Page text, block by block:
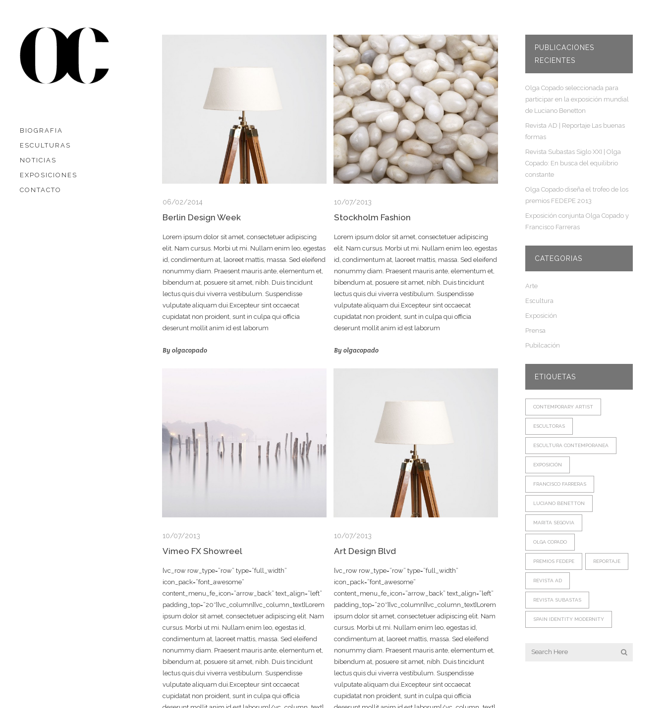
BIOGRAFIA
ESCULTURAS
NOTICIAS
EXPOSICIONES
CONTACTO
06/02/2014
Berlin Design Week
Lorem ipsum dolor sit amet, consectetuer adipiscing
elit. Nam cursus. Morbi ut mi. Nullam enim leo, egestas
id, condimentum at, laoreet mattis, massa. Sed eleifend
nonummy diam. Praesent mauris ante, elementum et,
bibendum at, posuere sit amet, nibh. Duis tincidunt
lectus quis dui viverra vestibulum. Suspendisse
vulputate aliquam dui.Excepteur sint occaecat
cupidatat non proident, sunt in culpa qui officia
deserunt mollit anim id est laborum
By olgacopado
10/07/2013
Stockholm Fashion
Lorem ipsum dolor sit amet, consectetuer adipiscing
elit. Nam cursus. Morbi ut mi. Nullam enim leo, egestas
id, condimentum at, laoreet mattis, massa. Sed eleifend
nonummy diam. Praesent mauris ante, elementum et,
bibendum at, posuere sit amet, nibh. Duis tincidunt
lectus quis dui viverra vestibulum. Suspendisse
vulputate aliquam dui.Excepteur sint occaecat
cupidatat non proident, sunt in culpa qui officia
deserunt mollit anim id est laborum
By olgacopado
10/07/2013
Vimeo FX Showreel
[vc_row row_type=”row” type=”full_width”
icon_pack=”font_awesome”
content_menu_fe_icon=”arrow_back” text_align=”left”
padding_top=”20″][vc_column][vc_column_text]Lorem
ipsum dolor sit amet, consectetuer adipiscing elit. Nam
cursus. Morbi ut mi. Nullam enim leo, egestas id,
condimentum at, laoreet mattis, massa. Sed eleifend
nonummy diam. Praesent mauris ante, elementum et,
bibendum at, posuere sit amet, nibh. Duis tincidunt
lectus quis dui viverra vestibulum. Suspendisse
vulputate aliquam dui.Excepteur sint occaecat
cupidatat non proident, sunt in culpa qui officia
10/07/2013
Art Design Blvd
[vc_row row_type=”row” type=”full_width”
icon_pack=”font_awesome”
content_menu_fe_icon=”arrow_back” text_align=”left”
padding_top=”20″][vc_column][vc_column_text]Lorem
ipsum dolor sit amet, consectetuer adipiscing elit. Nam
cursus. Morbi ut mi. Nullam enim leo, egestas id,
condimentum at, laoreet mattis, massa. Sed eleifend
nonummy diam. Praesent mauris ante, elementum et,
bibendum at, posuere sit amet, nibh. Duis tincidunt
lectus quis dui viverra vestibulum. Suspendisse
vulputate aliquam dui.Excepteur sint occaecat
cupidatat non proident, sunt in culpa qui officia
PUBLICACIONES
RECIENTES
Olga Copado seleccionada para
participar en la exposición mundial
de Luciano Benetton
Revista AD | Reportaje Las buenas
formas
Revista Subastas Siglo XXI | Olga
Copado: En busca del equilibrio
constante
Olga Copado diseña el trofeo de los
premios FEDEPE 2013
Exposición conjunta Olga Copado y
Francisco Farreras
CATEGORIAS
Arte
Escultura
Exposición
Prensa
Pubilcación
ETIQUETAS
CONTEMPORARY ARTIST
ESCULTORAS
ESCULTURA CONTEMPORANEA
EXPOSICIÓN
FRANCISCO FARRERAS
LUCIANO BENETTON
MARITA SEGOVIA
OLGA COPADO
PREMIOS FEDEPE REPORTAJE
REVISTA AD
REVISTA SUBASTAS
SPAIN IDENTITY MODERNITY